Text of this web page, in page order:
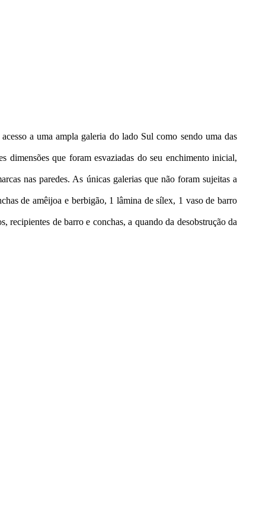
a uma ampla galeria do lado Sul como sendo uma das
dimensões que foram esvaziadas do seu enchimento inicial,
nas paredes. As únicas galerias que não foram sujeitas a
de amêijoa e berbigão, 1 lâmina de sílex, 1 vaso de barro
recipientes de barro e conchas, a quando da desobstrução da